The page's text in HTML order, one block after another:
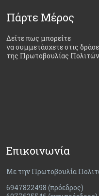
Πάρτε Μέρος
Δείτε πως μπορείτε
να συμμετάσχετε στις
της Πρωτοβουλίας Πολιτών
Επικοινωνία
Με την Πρωτοβουλία
6947822498 (πρόεδρος)